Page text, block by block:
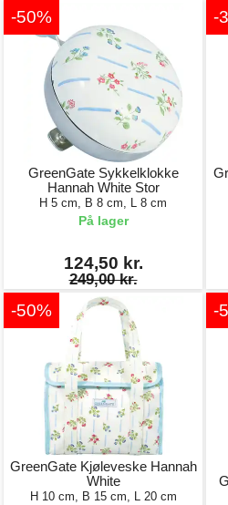
-50%
GreenGate Sykkelklokke
Hannah White Stor
H 5 cm, B 8 cm, L 8 cm
På lager
124,50 kr.
249,00 kr.
-
-50%
GreenGate Kjøleveske Hannah
White
H 10 cm, B 15 cm, L 20 cm
-